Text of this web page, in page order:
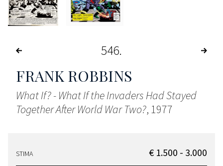
546
FRANK ROBBINS
What If? - What If the Invaders Had Stayed
Together After World War Two?, 1977
STIMA € 1.500 - 3.000